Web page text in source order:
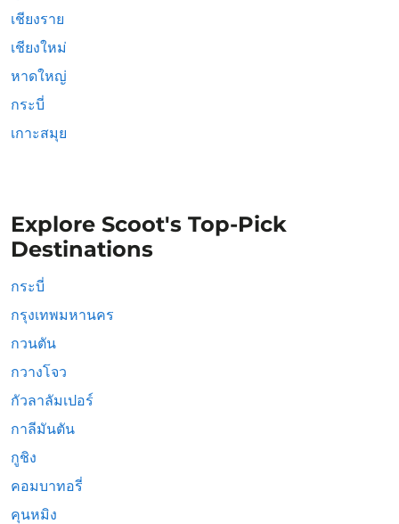
เชียงราย
เชียงใหม่
หาดใหญ่
กระบี่
เกาะสมุย
Explore Scoot's Top-Pick
Destinations
กระบี่
กรุงเทพมหานคร
กวนตัน
กวางโจว
กัวลาลัมเปอร์
กาลีมันตัน
กูชิง
คอมบาทอรี่
คุนหมิง